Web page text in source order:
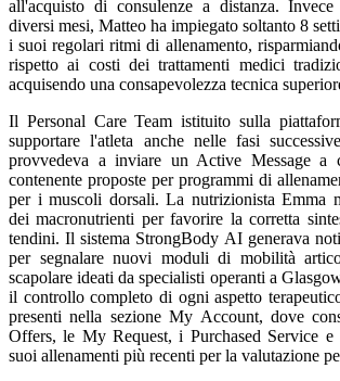
all'acquisto di consulenze a distanza.
diversi mesi, Matteo ha impiegato soltanto 8
i suoi regolari ritmi di allenamento,
rispetto ai costi dei trattamenti medici
acquisendo una consapevolezza tecnica
Il Personal Care Team istituito sulla
supportare l'atleta anche nelle fasi
provvedeva a inviare un Active Message a
contenente proposte per programmi di
per i muscoli dorsali. La nutrizionista Emma
dei macronutrienti per favorire la corretta
tendini. Il sistema StrongBody AI generava
per segnalare nuovi moduli di mobilità
scapolare ideati da specialisti operanti a
il controllo completo di ogni aspetto
presenti nella sezione My Account, dove
Offers, le My Request, i Purchased Service
suoi allenamenti più recenti per la valutazione